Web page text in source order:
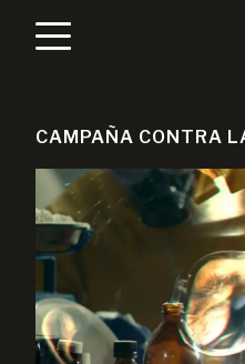
CAMPAÑA CONTRA